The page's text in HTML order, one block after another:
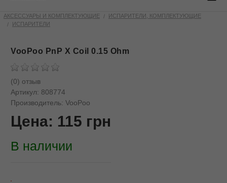
АКСЕССУАРЫ И КОМПЛЕКТУЮЩИЕ
ИСПАРИТЕЛИ, КОМПЛЕКТУЮЩИЕ
ИСПАРИТЕЛИ
VooPoo PnP X Coil 0.15 Ohm
(0) отзыв
Артикул: 808774
Производитель: VooPoo
Цена: 115 грн
В наличии